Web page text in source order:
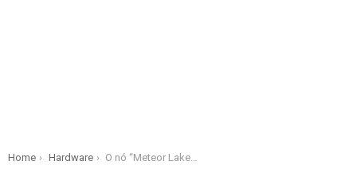
You are here:
Home Hardware O nó “Meteor Lake” de 14ª geração de 4nm da Intel seria compatível com o processo de 3nm da TSMC